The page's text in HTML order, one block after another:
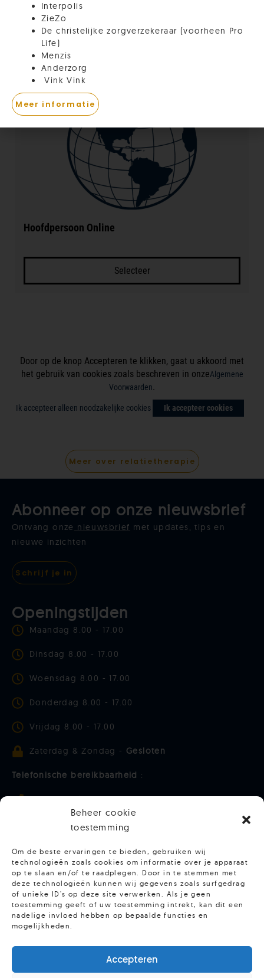
Beheer cookie
toestemming
Om de beste ervaringen te bieden, gebruiken wij
technologieën zoals cookies om informatie over je apparaat
op te slaan en/of te raadplegen. Door in te stemmen met
deze technologieën kunnen wij gegevens zoals surfgedrag
of unieke ID's op deze site verwerken. Als je geen
toestemming geeft of uw toestemming intrekt, kan dit een
nadelige invloed hebben op bepaalde functies en
mogelijkheden.
Accepteren
Meer over relatietherapie
Abonneer op onze nieuwsbrief
Ontvang onze nieuwsbrief met updates, tips en
nieuwe inzichten
Schrijf je in
Openingstijden
Maandag 8.00 - 17.00
Dinsdag 8.00 - 17.00
Woensdag 8.00 - 17.00
Donderdag 8.00 - 17.00
Vrijdag 8.00 - 17.00
Zaterdag & Zondag - Gesloten
Telefonische bereikbaarheid :
Maandag t/m donderdag 9.00 - 15.00
Vrijdag - 9.00 - 13.00
Meer zien van Hoofdpersoon? Volg ons
© 2025 Hoofdpersoon - Kvk 65978560 -
Interpolis
ZieZo
De christelijke zorgverzekeraar (voorheen Pro
Life)
Menzis
Anderzorg
Vink Vink
Meer informatie